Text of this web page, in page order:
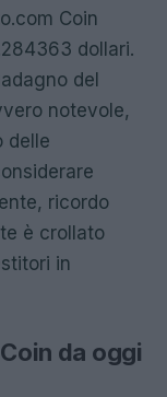
Coin
dollari.
del
notevole,
delle
ricordo
è crollato
in
da oggi